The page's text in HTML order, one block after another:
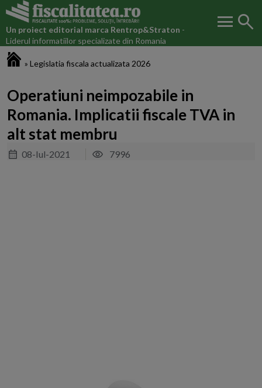
Un proiect editorial marca Rentrop&Straton -
Liderul informatiilor specializate din Romania
menu search
» Legislatia fiscala actualizata 2026
Operatiuni neimpozabile in
Romania. Implicatii fiscale TVA in
alt stat membru
08-Iul-2021 7996